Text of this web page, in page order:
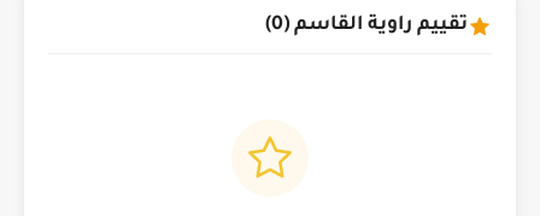
تقييم راوية القاسم (0)